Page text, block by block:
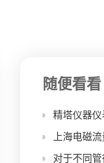
随便看看
精塔仪器仪表为您带来
上海电磁流量计
对于不同管径和流量范围的